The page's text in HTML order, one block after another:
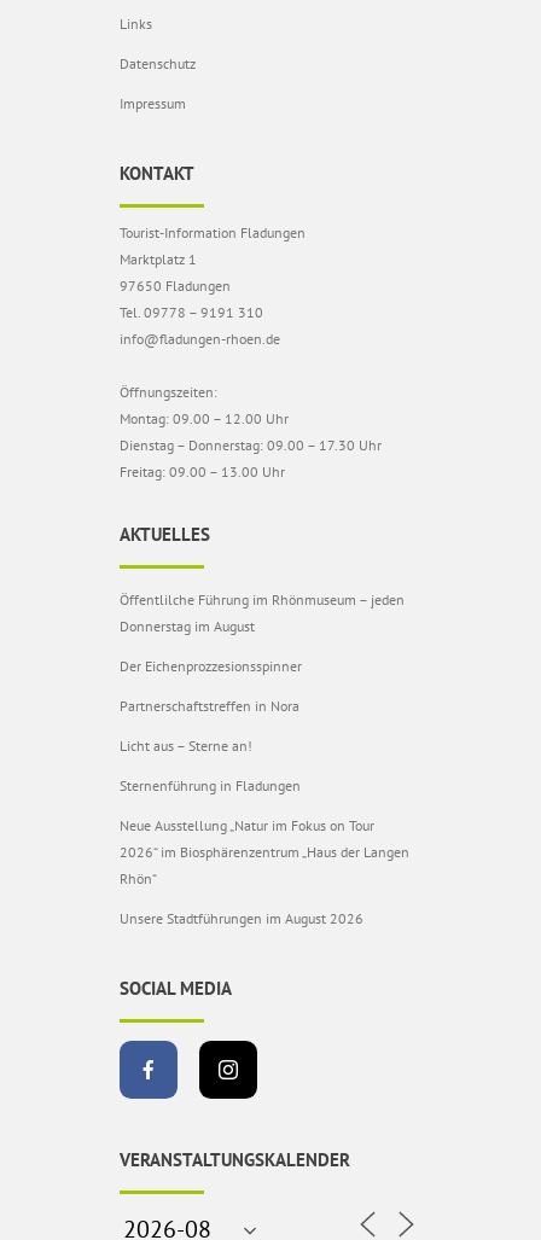
Links
Datenschutz
Impressum
KONTAKT
Tourist-Information Fladungen
Marktplatz 1
97650 Fladungen
Tel. 09778 – 9191 310
info@fladungen-rhoen.de
Öffnungszeiten:
Montag: 09.00 – 12.00 Uhr
Dienstag – Donnerstag: 09.00 – 17.30 Uhr
Freitag: 09.00 – 13.00 Uhr
AKTUELLES
Öffentlilche Führung im Rhönmuseum – jeden
Donnerstag im August
Der Eichenprozzesionsspinner
Partnerschaftstreffen in Nora
Licht aus – Sterne an!
Sternenführung in Fladungen
Neue Ausstellung „Natur im Fokus on Tour
2026“ im Biosphärenzentrum „Haus der Langen
Rhön“
Unsere Stadtführungen im August 2026
SOCIAL MEDIA
VERANSTALTUNGSKALENDER